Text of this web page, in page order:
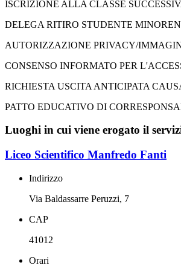
ISCRIZIONE ALLA CLASSE
DELEGA RITIRO STUDENTE
AUTORIZZAZIONE PRIVACY/
CONSENSO INFORMATO PER
RICHIESTA USCITA ANTICIPATA
PATTO EDUCATIVO DI
Luoghi in cui viene erogato il
Liceo Scientifico Manfredo Fanti
Indirizzo
Via Baldassarre Peruzzi, 7
CAP
41012
Orari